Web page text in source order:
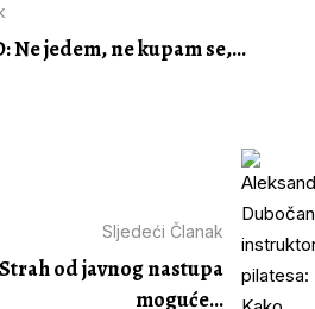
Ne jedem, ne kupam se,...
Sljedeći Članak
od javnog nastupa
moguće...